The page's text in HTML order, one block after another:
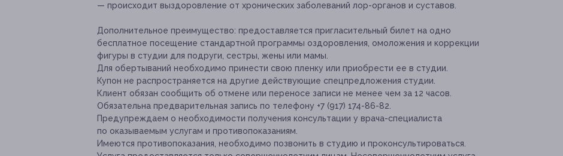
— происходит выздоровление от хронических заболеваний лор-органов и суставов.
Дополнительное преимущество: предоставляется пригласительный билет на одно
бесплатное посещение стандартной программы оздоровления, омоложения и коррекции
фигуры в студии для подруги, сестры, жены или мамы.
Для обертываний необходимо принести свою пленку или приобрести ее в студии.
Купон не распространяется на другие действующие спецпредложения студии.
Клиент обязан сообщить об отмене или переносе записи не менее чем за 12 часов.
Обязательна предварительная запись по телефону +7 (917) 174-86-82.
Предупреждаем о необходимости получения консультации у врача-специалиста
по оказываемым услугам и противопоказаниям.
Имеются противопоказания, необходимо позвонить в студию и проконсультироваться.